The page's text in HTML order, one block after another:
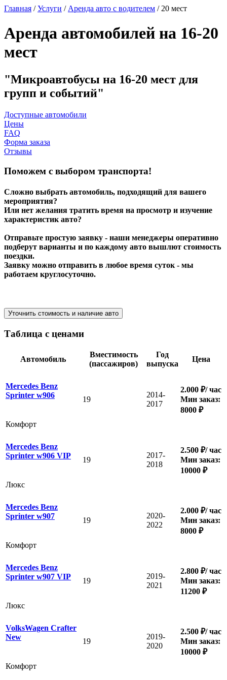
Главная / Услуги / Аренда авто с водителем / 20 мест
Аренда автомобилей на 16-20
мест
Микроавтобусы на 16-20 мест для
групп и событий
Доступные автомобили
Цены
FAQ
Форма заказа
Отзывы
Поможем с выбором транспорта!
Сложно выбрать автомобиль, подходящий для вашего
мероприятия?
Или нет желания тратить время на просмотр и изучение
характеристик авто?
Отправьте простую заявку - наши менеджеры оперативно
подберут варианты и по каждому авто вышлют стоимость
поездки.
Заявку можно отправить в любое время суток - мы
работаем круглосуточно.
Уточнить стоимость и наличие авто
Таблица с ценами
Автомобиль
Вместимость
(пассажиров)
Год
выпуска
Цена
Mercedes Benz
Sprinter w906
Комфорт
19
2014-
2017
2.000 ₽/ час
Мин заказ:
8000 ₽
Mercedes Benz
Sprinter w906 VIP
Люкс
19
2017-
2018
2.500 ₽/ час
Мин заказ:
10000 ₽
Mercedes Benz
Sprinter w907
Комфорт
19
2020-
2022
2.000 ₽/ час
Мин заказ:
8000 ₽
Mercedes Benz
Sprinter w907 VIP
Люкс
19
2019-
2021
2.800 ₽/ час
Мин заказ:
11200 ₽
VolksWagen Crafter
New
Комфорт
19
2019-
2020
2.500 ₽/ час
Мин заказ:
10000 ₽